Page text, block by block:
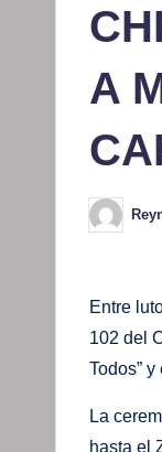
A
Publicado
por
Entre
102 del
Todos”
La
hasta el